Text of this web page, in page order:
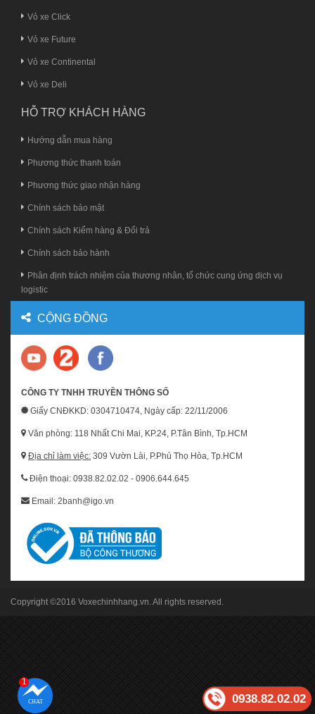
Vỏ xe Click
Vỏ xe Future
Vỏ xe Continental
Vỏ xe Deli
HỖ TRỢ KHÁCH HÀNG
Hướng dẫn mua hàng
Phương thức thanh toán
Phương thức giao nhận hàng
Chính sách bảo mật
Chính sách Kiểm hàng & Đổi trả
Chính sách bảo hành
Phân định trách nhiệm của thương nhân, tổ chức cung ứng dịch vụ
logistic
CỘNG ĐỒNG
CÔNG TY TNHH TRUYỀN THÔNG SỐ
Giấy CNĐKKD: 0304710474, Ngày cấp: 22/11/2006
Văn phòng: 118 Nhất Chi Mai, KP.24, P.Tân Bình, Tp.HCM
Địa chỉ làm việc: 309 Vườn Lài, P.Phú Thọ Hòa, Tp.HCM
Điện thoại: 0938.82.02.02 - 0906.644.645
Email: 2banh@igo.vn
Copyright ©2016 Voxechinhhang.vn . All rights reserved.
1
0938.82.02.02